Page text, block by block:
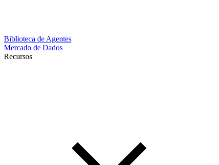
Biblioteca de Agentes
Mercado de Dados
Recursos